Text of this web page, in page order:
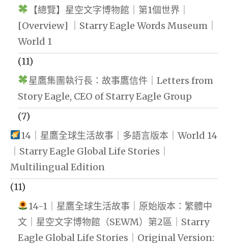
【總覽】星空文字博物館｜第1個世界｜
[Overview] ｜Starry Eagle Words Museum｜
World 1
(11)
星鷹集團執行長：故事鷹信件｜Letters from
Story Eagle, CEO of Starry Eagle Group
(7)
14｜星鷹全球生活故事｜多語言版本｜World 14
｜Starry Eagle Global Life Stories｜
Multilingual Edition
(11)
14-1｜星鷹全球生活故事｜原始版本：繁體中
文｜星空文字博物館（SEWM）第2區｜Starry
Eagle Global Life Stories｜Original Version: